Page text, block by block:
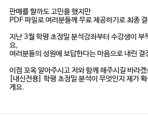
판매를 할까도 고민을 했지만
PDF 파일로 여러분들께 무료 제공하기로 최종
지난 3월 학평 초정밀 분석강좌부터 수강생이 부
요,
여러분들의 성원에 보답한다는 마음으로 내린 결
이점 꼬옥 알아주시고 저와 함께 해주시길 바라
[내신전용] 학평 초정밀 분석이 무엇인지 제가
게요.